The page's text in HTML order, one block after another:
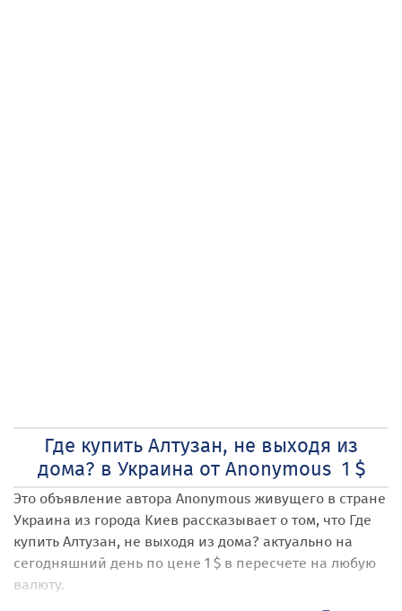
Где купить Алтузан, не выходя из
дома? в Украина от Anonymous 1 $
Это объявление автора Anonymous живущего в стране
Украина из города Киев рассказывает о том, что Где
купить Алтузан, не выходя из дома? актуально на
сегодняшний день по цене 1 $ в пересчете на любую
валюту.